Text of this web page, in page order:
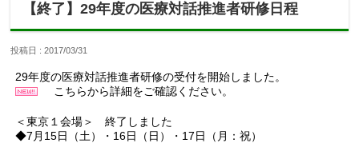
【終了】29年度の医療対話推進者研修日程
投稿日 : 2017/03/31
29年度の医療対話推進者研修の受付を開始しました。
こちらから詳細をご確認ください。
＜東京１会場＞終了しました
◆7月15日（土）・16日（日）・17日（月：祝）